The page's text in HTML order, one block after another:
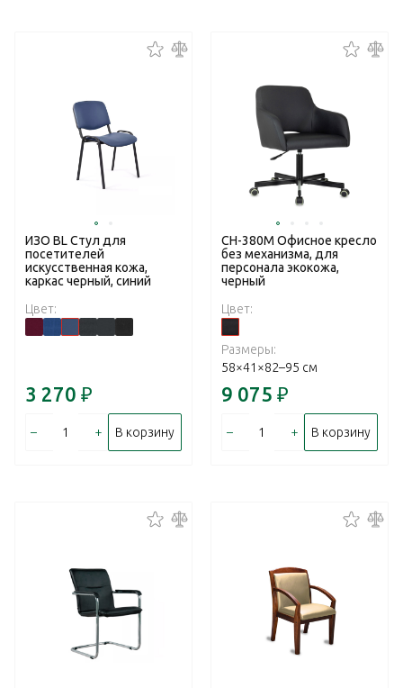
ИЗО BL Стул для
посетителей
искусственная кожа,
каркас черный, синий
Цвет:
3 270 ₽
– + В корзину
CH-380M Офисное кресло
без механизма, для
персонала экокожа,
черный
Цвет:
Размеры:
58×41×82–95 см
9 075 ₽
– + В корзину